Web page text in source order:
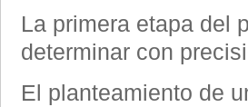
La primera etapa del
determinar con
El planteamiento de